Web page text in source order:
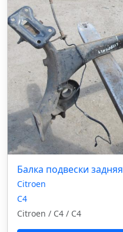
Балка подвески задняя
Citroen
C4
Citroen / C4 / C4